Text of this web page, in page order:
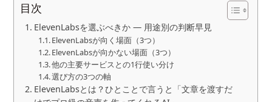
目次
ElevenLabsを選ぶべきか — 用途別の判断早見
ElevenLabsが向く場面（3つ）
ElevenLabsが向かない場面（3つ）
他の主要サービスとの1行使い分け
選び方の3つの軸
ElevenLabsとは？ひとことで言うと「文章を渡すだ